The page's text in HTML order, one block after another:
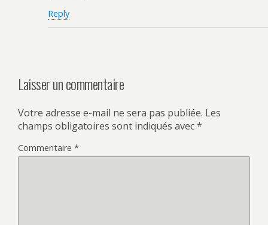
Reply
Laisser un commentaire
Votre adresse e-mail ne sera pas publiée. Les
champs obligatoires sont indiqués avec*
Commentaire *